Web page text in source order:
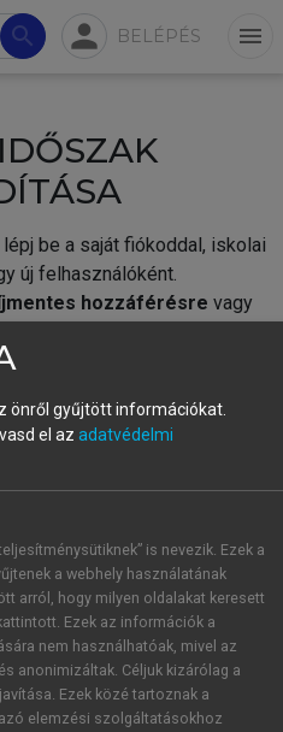
search person BELÉPÉS menu
be a saját fiókoddal, iskolai
új felhasználóként.
hozzáférésre vagy
létre új fiókot.
automatikusan
önről gyűjtött információkat.
el az adatvédelmi
is nevezik. Ezek a
a webhely használatának
arról, hogy milyen oldalakat keresett
Ezek az információk a
nem használhatóak, mivel az
anonimizáltak. Céljuk kizárólag a
Ezek közé tartoznak a
elemzési szolgáltatásokhoz